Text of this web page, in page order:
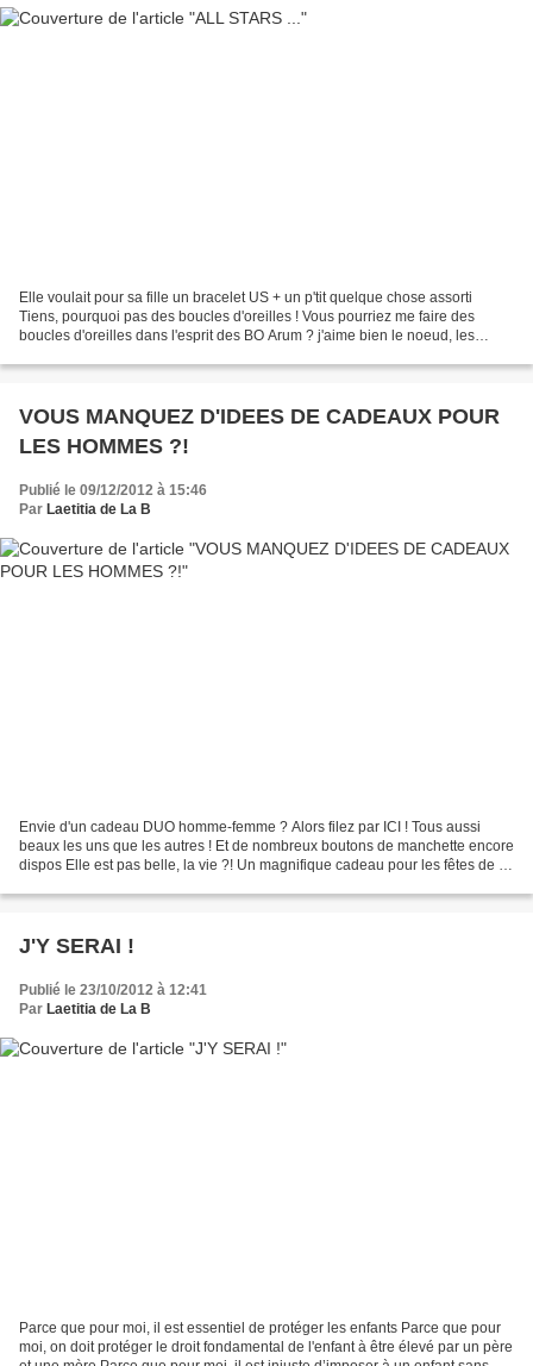
Elle voulait pour sa fille un bracelet US + un p'tit quelque chose assorti
Tiens, pourquoi pas des boucles d'oreilles ! Vous pourriez me faire des
boucles d'oreilles dans l'esprit des BO Arum ? j'aime bien le noeud, les
VOUS MANQUEZ D'IDEES DE CADEAUX POUR
LES HOMMES ?!
Publié le 09/12/2012 à 15:46
Par Laetitia de La B
Envie d'un cadeau DUO homme-femme ? Alors filez par ICI ! Tous aussi
beaux les uns que les autres ! Et de nombreux boutons de manchette encore
dispos Elle est pas belle, la vie ?! Un magnifique cadeau pour les fêtes de fin
J'Y SERAI !
Publié le 23/10/2012 à 12:41
Par Laetitia de La B
Parce que pour moi, il est essentiel de protéger les enfants Parce que pour
moi, on doit protéger le droit fondamental de l'enfant à être élevé par un père